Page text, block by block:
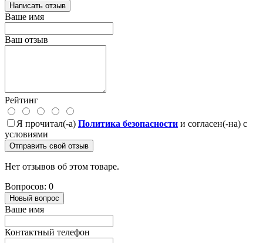
Написать отзыв
Ваше имя
Ваш отзыв
Рейтинг
Я прочитал(-а) Политика безопасности и согласен(-на) с
условиями
Отправить свой отзыв
Нет отзывов об этом товаре.
Вопросов: 0
Новый вопрос
Ваше имя
Контактный телефон